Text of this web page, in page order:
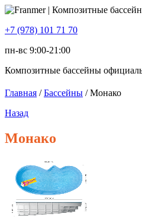
+7 (978) 101 71 70
пн-вс 9:00-21:00
Композитные бассейны
Главная /Бассейны / Монако
Назад
Монако